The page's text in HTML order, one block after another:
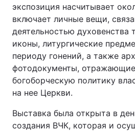
экспозиция насчитывает
включает личные вещи,
деятельностью духовенства
иконы, литургические
периоду гонений, а также
фотодокументы,
богоборческую политику
на нее Церкви.
Выставка была открыта в
создания ВЧК, которая и